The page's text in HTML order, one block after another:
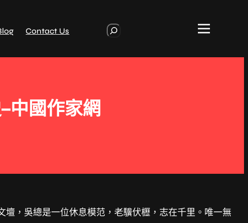
Contact Us
r
中國作家網
，吳總是一位休息模范，老驥伏櫪，志在千里。唯一無